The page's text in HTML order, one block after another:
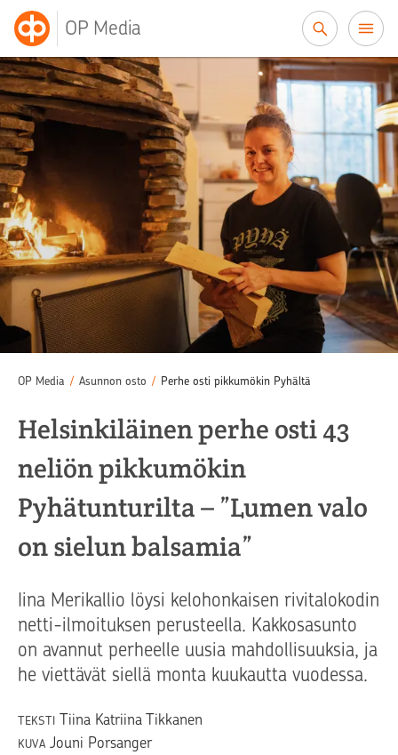
OP Media
OP Media / Asunnon osto / Perhe osti pikkumökin Pyhältä
Helsinkiläinen perhe osti 43
neliön pikkumökin
Pyhätunturilta – ”Lumen valo
on sielun balsamia”
Iina Merikallio löysi kelohonkaisen rivitalokodin
netti-ilmoituksen perusteella. Kakkosasunto
on avannut perheelle uusia mahdollisuuksia, ja
he viettävät siellä monta kuukautta vuodessa.
TEKSTI Tiina Katriina Tikkanen
KUVA Jouni Porsanger